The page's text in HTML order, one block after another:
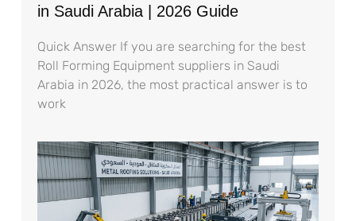
in Saudi Arabia | 2026 Guide
Quick Answer If you are searching for the best
Roll Forming Equipment suppliers in Saudi
Arabia in 2026, the most practical answer is to
work